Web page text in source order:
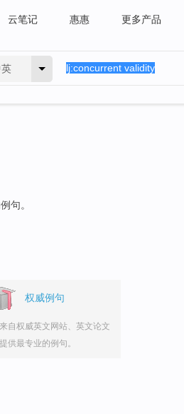
云笔记 惠惠 更多产品
句。
权威例句
自权威英文网站、英文论文
供最专业的例句。